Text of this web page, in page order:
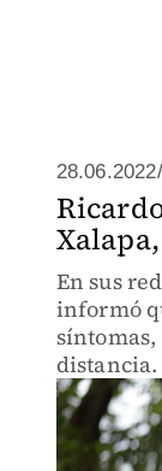
28.06.2022/
En sus
informó
distancia.